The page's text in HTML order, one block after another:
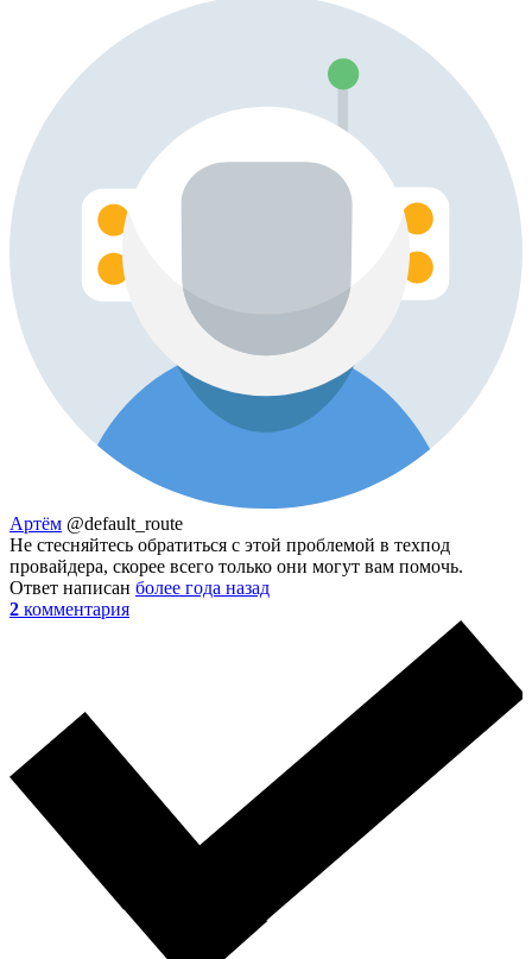
Артём @default_route
Не стесняйтесь обратиться с этой проблемой в техпод
провайдера, скорее всего только они могут вам помочь.
Ответ написан более года назад
2 комментария